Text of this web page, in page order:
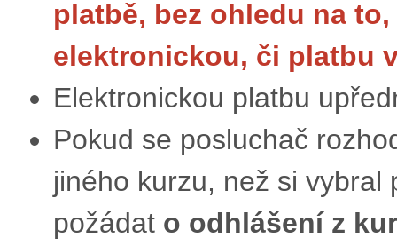
platbě, bez ohledu na
elektronickou, či platbu
Elektronickou platbu
Pokud se posluchač
jiného kurzu, než si
požádat o odhlášení z